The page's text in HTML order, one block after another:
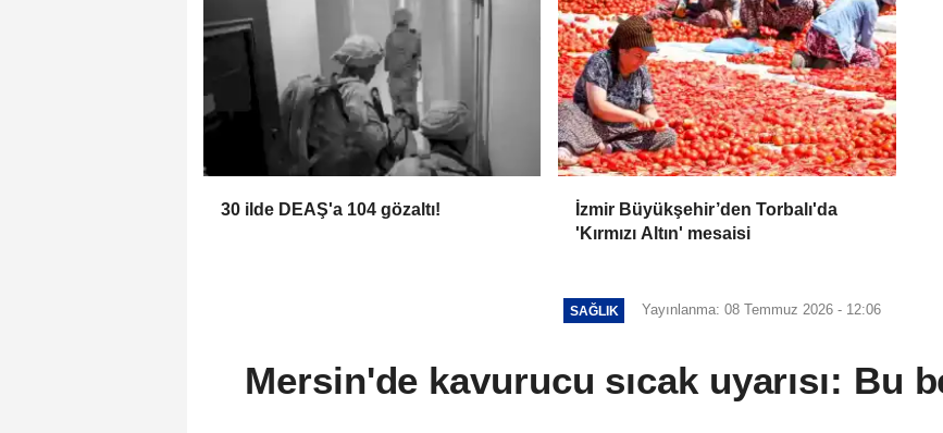
30 ilde DEAŞ'a 104 gözaltı!
İzmir Büyükşehir’den Torbalı'da
'Kırmızı Altın' mesaisi
SAĞLIK Yayınlanma: 08 Temmuz 2026 - 12:06
Mersin'de kavurucu sıcak uyarısı: Bu